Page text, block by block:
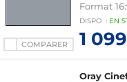
COMPARER
Format
DISPO : EN
1
Oray